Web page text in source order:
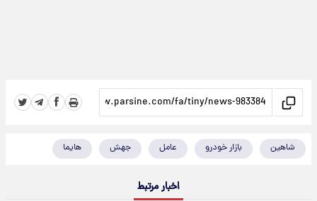
شاهین بازار خودرو عامل جهش هایما
اخبار مرتبط